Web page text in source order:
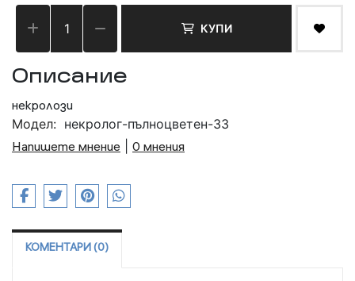
КУПИ
Описание
некролози
Модел: некролог-пълноцветен-33
Напишете мнение
0 мнения
КОМЕНТАРИ (0)